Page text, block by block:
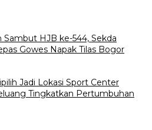
Sambut HJB ke-544, Sekda
Gowes Napak Tilas Bogor
Jadi Lokasi Sport Center
Tingkatkan Pertumbuhan